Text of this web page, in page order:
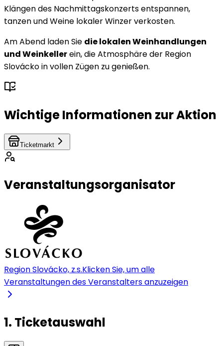
Klängen des Nachmittagskonzerts entspannen,
tanzen und Weine lokaler Winzer verkosten.
Am Abend laden Sie die lokalen Weinhandlungen
und Weinkellerein, die Atmosphäre der Region
Slovácko in vollen Zügen zu genießen.
Wichtige Informationen zur Aktion
Ticketmarkt
Veranstaltungsorganisator
Region Slovácko, z.s.Klicken Sie, um alle
Veranstaltungen des Veranstalters anzuzeigen
1. Ticketauswahl